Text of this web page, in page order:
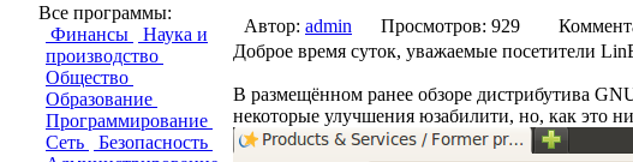
Все программы:
Финансы
Наука и
производство
Общество
Образование
Программирование
Сеть
Безопасность
Автор: admin Просмотров: 929
Доброе время суток, уважаемые посетители
В размещённом ранее обзоре дистрибутива
некоторые улучшения юзабилити, но, как это